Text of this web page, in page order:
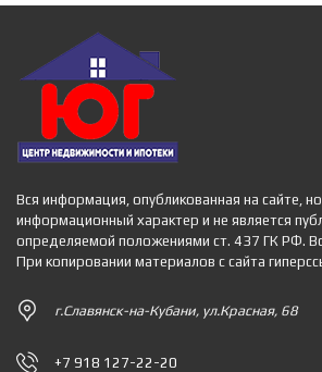
Вся информация, опубликованная на сайте,
информационный характер и не является
определяемой положениями ст. 437 ГК РФ.
При копировании материалов с сайта
г.Славянск-на-Кубани, ул.Красная, 68
+7 918 127-22-20